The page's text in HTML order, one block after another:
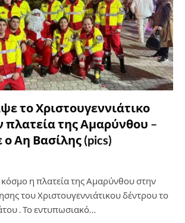
το Χριστουγεννιάτικο
πλατεία της Αμαρύνθου –
Αη Βασίλης (pics)
η πλατεία της Αμαρύνθου στην
του Χριστουγεννιάτικου δέντρου το
. Το εντυπωσιακό…